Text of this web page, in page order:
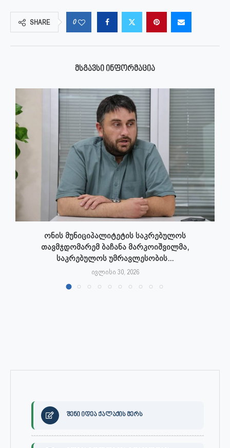
SHARE 0
ᲛᲡᲒᲐᲕᲡᲘ ᲘᲜᲤᲝᲠᲛᲐᲪᲘᲐ
ონის მუნიციპალიტეტის საკრებულოს
თავმჯდომარემ ბაჩანა მარკოიშვილმა,
საკრებულოს უმრავლესობის...
ივლისი 30, 2026
შენი იდეა ქალაქის მერს